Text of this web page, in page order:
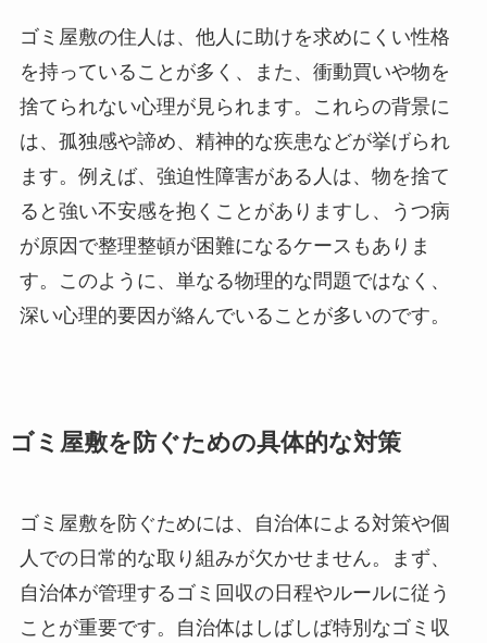
ゴミ屋敷の住人は、他人に助けを求めにくい性格
を持っていることが多く、また、衝動買いや物を
捨てられない心理が見られます。これらの背景に
は、孤独感や諦め、精神的な疾患などが挙げられ
ます。例えば、強迫性障害がある人は、物を捨て
ると強い不安感を抱くことがありますし、うつ病
が原因で整理整頓が困難になるケースもありま
す。このように、単なる物理的な問題ではなく、
深い心理的要因が絡んでいることが多いのです。
ゴミ屋敷を防ぐための具体的な対策
ゴミ屋敷を防ぐためには、自治体による対策や個
人での日常的な取り組みが欠かせません。まず、
自治体が管理するゴミ回収の日程やルールに従う
ことが重要です。自治体はしばしば特別なゴミ収